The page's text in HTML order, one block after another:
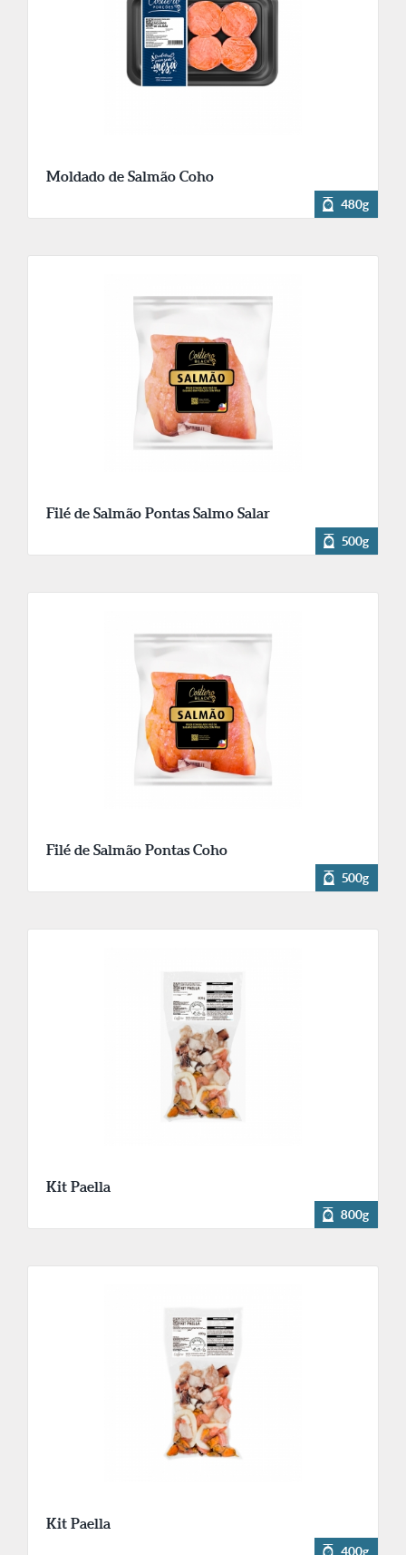
Moldado de Salmão Coho
480g
Filé de Salmão Pontas Salmo Salar
500g
Filé de Salmão Pontas Coho
500g
Kit Paella
800g
Kit Paella
400g